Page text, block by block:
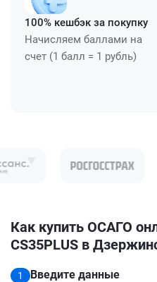
100% кешбэк за покупку
Начисляем баллами на
счет (1 балл = 1 рубль)
Как купить ОСАГО
CS35PLUS в
1
Введите данные